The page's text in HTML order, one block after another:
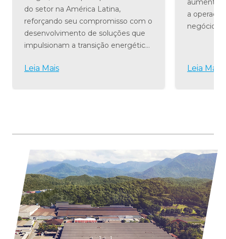
do setor na América Latina,
reforçando seu compromisso com o
desenvolvimento de soluções que
impulsionam a transição energética
realizado nos dias 11 e 12 de agosto,
Leia Mais
aumentar
a
negócio
Leia Mais